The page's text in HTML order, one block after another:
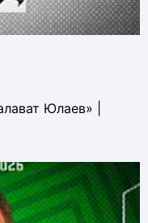
Юлаев» |